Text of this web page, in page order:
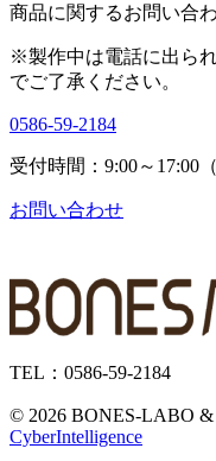
商品に関するお問い合
※製作中は電話に出ら
でご了承ください。
0586-59-2184
受付時間：9:00～17:00
お問い合わせ
TEL：0586-59-2184
© 2026 BONES-LABO &
CyberIntelligence